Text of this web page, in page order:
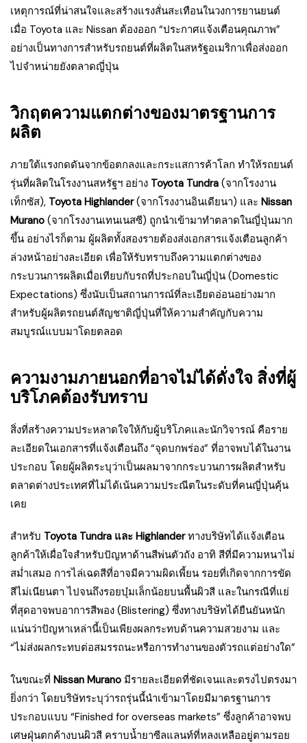
เหตุการณ์ที่น่าสนใจและสร้างแรงสั่นสะเทือนในวงการยานยนต์
เมื่อ Toyota และ Nissan ต้องออก “ประกาศแจ้งเตือนคุณภาพ”
อย่างเป็นทางการสำหรับรถยนต์ที่ผลิตในสหรัฐอเมริกาเพื่อส่งออก
ไปจำหน่ายยังตลาดญี่ปุ่น
วิกฤตความแตกต่างของมาตรฐานการ
ผลิต
ภายใต้แรงกดดันจากข้อตกลงและกระแสการค้าโลก ทำให้รถยนต์
รุ่นที่ผลิตในโรงงานสหรัฐฯ อย่าง Toyota Tundra (จากโรงงาน
เท็กซัส), Toyota Highlander(จากโรงงานอินเดียนา) และ Nissan
Murano (จากโรงงานเทนเนสซี) ถูกนำเข้ามาทำตลาดในญี่ปุ่นมาก
ขึ้น อย่างไรก็ตาม ผู้ผลิตทั้งสองรายต้องส่งเอกสารแจ้งเตือนลูกค้า
ล่วงหน้าอย่างละเอียด เพื่อให้รับทราบถึงความแตกต่างของ
กระบวนการผลิตเมื่อเทียบกับรถที่ประกอบในญี่ปุ่น (Domestic
Expectations) ซึ่งนับเป็นสถานการณ์ที่ละเอียดอ่อนอย่างมาก
สำหรับผู้ผลิตรถยนต์สัญชาติญี่ปุ่นที่ให้ความสำคัญกับความ
สมบูรณ์แบบมาโดยตลอด
ความงามภายนอกที่อาจไม่ได้ดั่งใจ สิ่งที่ผู้
บริโภคต้องรับทราบ
สิ่งที่สร้างความประหลาดใจให้กับผู้บริโภคและนักวิจารณ์ คือราย
ละเอียดในเอกสารที่แจ้งเตือนถึง “จุดบกพร่อง” ที่อาจพบได้ในงาน
ประกอบ โดยผู้ผลิตระบุว่าเป็นผลมาจากกระบวนการผลิตสำหรับ
ตลาดต่างประเทศที่ไม่ได้เน้นความประณีตในระดับที่คนญี่ปุ่นคุ้น
เคย
สำหรับ Toyota Tundra และ Highlanderทางบริษัทได้แจ้งเตือน
ลูกค้าให้เผื่อใจสำหรับปัญหาด้านสีพ่นตัวถัง อาทิ สีที่มีความหนาไม่
สม่ำเสมอ การไล่เฉดสีที่อาจมีความผิดเพี้ยน รอยที่เกิดจากการขัด
สีไม่เนียนตา ไปจนถึงรอยบุ๋มเล็กน้อยบนพื้นผิวสี และในกรณีที่แย่
ที่สุดอาจพบอาการสีพอง (Blistering) ซึ่งทางบริษัทได้ยืนยันหนัก
แน่นว่าปัญหาเหล่านี้เป็นเพียงผลกระทบด้านความสวยงาม และ
“ไม่ส่งผลกระทบต่อสมรรถนะหรือการทำงานของตัวรถแต่อย่างใด”
ในขณะที่ Nissan Murano มีรายละเอียดที่ชัดเจนและตรงไปตรงมา
ยิ่งกว่า โดยบริษัทระบุว่ารถรุ่นนี้นำเข้ามาโดยมีมาตรฐานการ
ประกอบแบบ “Finished for overseas markets” ซึ่งลูกค้าอาจพบ
เศษฝุ่นตกค้างบนผิวสี คราบน้ำยาซีลแลนท์ที่หลงเหลืออยู่ตามรอย